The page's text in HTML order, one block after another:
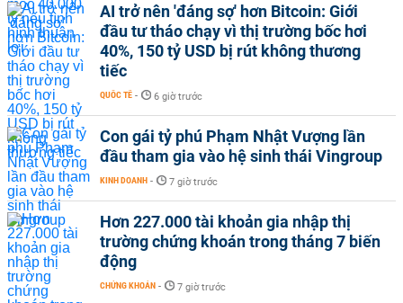
AI trở nên 'đáng sợ' hơn Bitcoin: Giới
đầu tư tháo chạy vì thị trường bốc hơi
40%, 150 tỷ USD bị rút không thương
tiếc
QUỐC TẾ - 6 giờ trước
Con gái tỷ phú Phạm Nhật Vượng lần
đầu tham gia vào hệ sinh thái Vingroup
KINH DOANH - 7 giờ trước
Hơn 227.000 tài khoản gia nhập thị
trường chứng khoán trong tháng 7 biến
động
CHỨNG KHOÁN - 7 giờ trước